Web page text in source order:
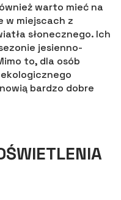
warto mieć na
w miejscach z
słonecznego. Ich
jesienno-
to, dla osób
bardzo dobre